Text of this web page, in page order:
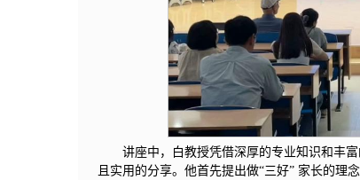
讲座中，白教授凭借深厚的专业知识和丰
且实用的分享。他首先提出做“三好” 家长的理